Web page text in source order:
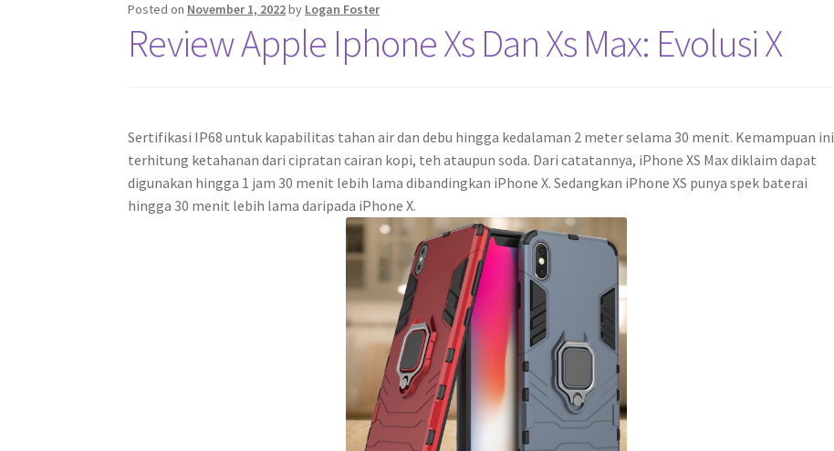
Posted on November 1, 2022by Logan Foster
Review Apple Iphone Xs Dan Xs Max: Evolusi X
Sertifikasi IP68 untuk kapabilitas tahan air dan debu hingga kedalaman 2 meter selama 30 menit. Kemampuan ini
terhitung ketahanan dari cipratan cairan kopi, teh ataupun soda. Dari catatannya, iPhone XS Max diklaim dapat
digunakan hingga 1 jam 30 menit lebih lama dibandingkan iPhone X. Sedangkan iPhone XS punya spek baterai
hingga 30 menit lebih lama daripada iPhone X.